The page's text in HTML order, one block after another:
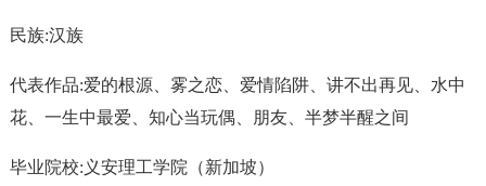
民族:汉族
代表作品:爱的根源、雾之恋、爱情陷阱、讲不出再见、水中
花、一生中最爱、知心当玩偶、朋友、半梦半醒之间
毕业院校:义安理工学院（新加坡）